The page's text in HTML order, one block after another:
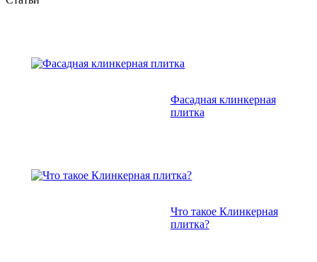
Фасадная клинкерная
плитка
Что такое Клинкерная
плитка?